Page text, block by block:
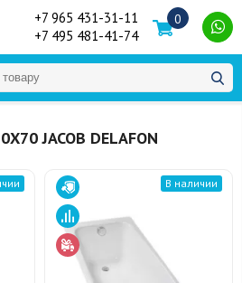
+7 965 431-31-11
+7 495 481-41-74
0
JACOB DELAFON
В наличии